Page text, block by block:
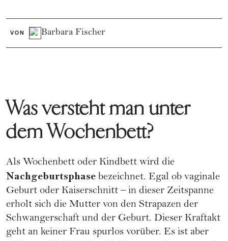
VON Barbara Fischer
Was versteht man unter
dem Wochenbett?
Als Wochenbett oder Kindbett wird die
Nachgeburtsphase bezeichnet. Egal ob vaginale
Geburt oder Kaiserschnitt – in dieser Zeitspanne
erholt sich die Mutter von den Strapazen der
Schwangerschaft und der Geburt. Dieser Kraftakt
geht an keiner Frau spurlos vorüber. Es ist aber